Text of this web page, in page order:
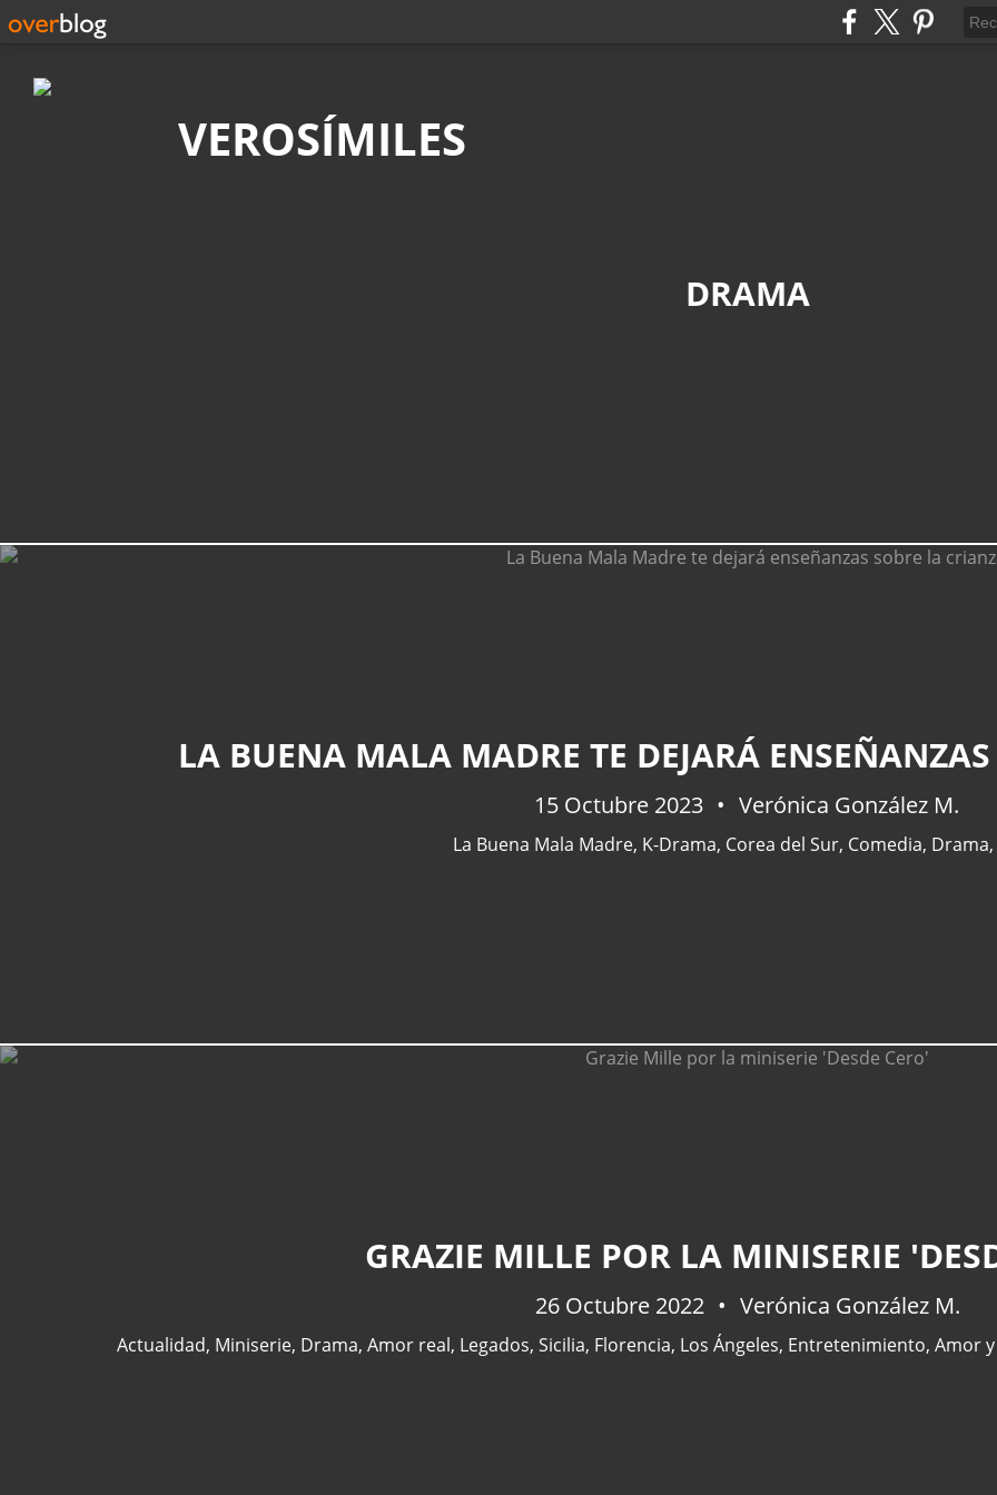
VEROSÍMILES
DRAMA
LA BUENA MALA MADRE TE DEJARÁ
15 Octubre 2023 Verónica González M.
La Buena Mala Madre, K-Drama, Corea del Sur, Comedia, Drama,
GRAZIE MILLE POR LA MINISERIE
26 Octubre 2022 Verónica González M.
Actualidad, Miniserie, Drama, Amor real, Legados, Sicilia, Florencia, Los Ángeles, Entretenimiento, Amor